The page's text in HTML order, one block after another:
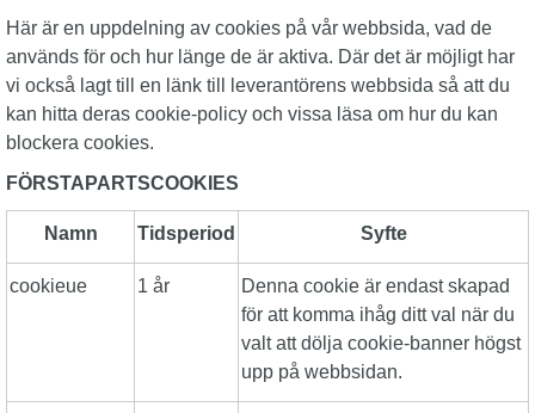
Här är en uppdelning av cookies på vår webbsida, vad de
används för och hur länge de är aktiva. Där det är möjligt har
vi också lagt till en länk till leverantörens webbsida så att du
kan hitta deras cookie-policy och vissa läsa om hur du kan
blockera cookies.
FÖRSTAPARTSCOOKIES
Namn Tidsperiod Syfte
cookieue 1 år
Denna cookie är endast skapad
för att komma ihåg ditt val när du
valt att dölja cookie-banner högst
upp på webbsidan.